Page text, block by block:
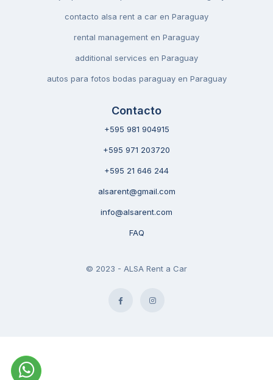
contacto alsa rent a car en Paraguay
rental management en Paraguay
additional services en Paraguay
autos para fotos bodas paraguay en Paraguay
Contacto
+595 981 904915
+595 971 203720
+595 21 646 244
alsarent@gmail.com
info@alsarent.com
FAQ
© 2023 - ALSA Rent a Car